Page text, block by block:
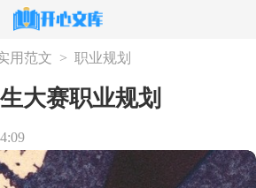
用范文 > 职业规划
大赛职业规划